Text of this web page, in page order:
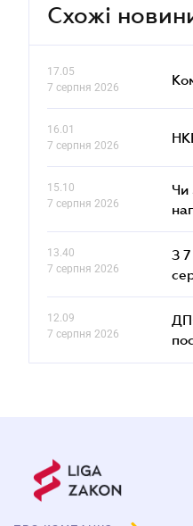
Схожі
17.05
7 серпня 2026
16.01
7 серпня 2026
15.10
7 серпня 2026
Чи
13.40
7 серпня 2026
З
12.09
7 серпня 2026